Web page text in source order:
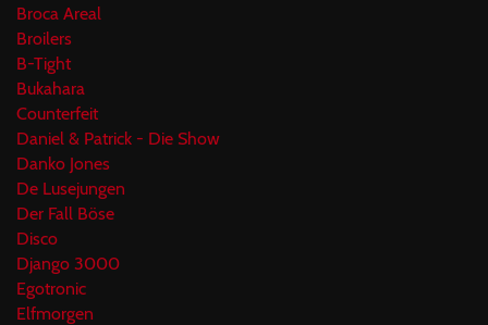
Broca Areal
Broilers
B-Tight
Bukahara
Counterfeit
Daniel & Patrick - Die Show
Danko Jones
De Lusejungen
Der Fall Böse
Disco
Django 3000
Egotronic
Elfmorgen